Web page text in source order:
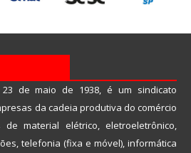
23 de maio de 1938, é um sindicato
da cadeia produtiva do comércio
material elétrico, eletroeletrônico,
telefonia (fixa e móvel), informática